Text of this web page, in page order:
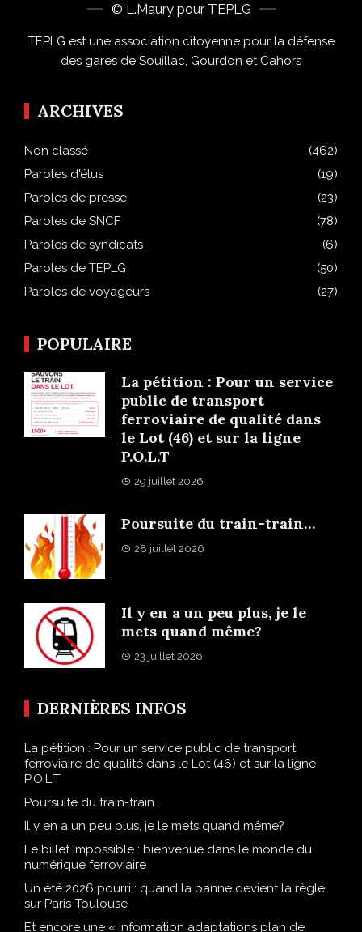
© L.Maury pour TEPLG
TEPLG est une association citoyenne pour la défense
des gares de Souillac, Gourdon et Cahors
ARCHIVES
Non classé
(462)
Paroles d'élus
(19)
Paroles de presse
(23)
Paroles de SNCF
(78)
Paroles de syndicats
(6)
Paroles de TEPLG
(50)
Paroles de voyageurs
(27)
POPULAIRE
La pétition : Pour un service
public de transport
ferroviaire de qualité dans
le Lot (46) et sur la ligne
P.O.L.T
29 juillet 2026
Poursuite du train-train…
28 juillet 2026
Il y en a un peu plus, je le
mets quand même?
23 juillet 2026
DERNIÈRES INFOS
La pétition : Pour un service public de transport
ferroviaire de qualité dans le Lot (46) et sur la ligne
P.O.L.T
Poursuite du train-train…
Il y en a un peu plus, je le mets quand même?
Le billet impossible : bienvenue dans le monde du
numérique ferroviaire
Un été 2026 pourri : quand la panne devient la règle
sur Paris-Toulouse
Et encore une « Information adaptations plan de